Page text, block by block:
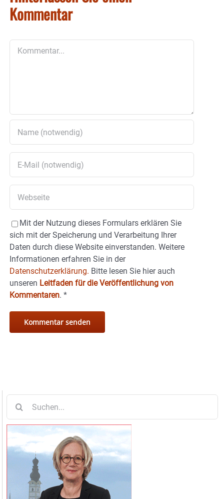
Kommentar
Mit der Nutzung dieses Formulars erklären Sie
sich mit der Speicherung und Verarbeitung Ihrer
Daten durch diese Website einverstanden. Weitere
Informationen erfahren Sie in der
Datenschutzerklärung. Bitte lesen Sie hier auch
unseren Leitfaden für die Veröffentlichung von
Kommentaren. *
nach: